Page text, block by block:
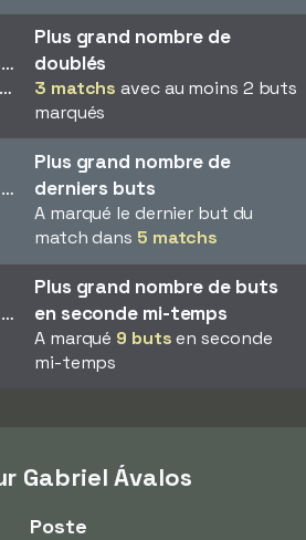
Plus grand nombre de
doublés
3 matchs avec au moins 2 buts
marqués
Plus grand nombre de
derniers buts
A marqué le dernier but du
match dans 5 matchs
Plus grand nombre de buts
en seconde mi-temps
A marqué 9 butsen seconde
mi-temps
Gabriel Ávalos
Poste